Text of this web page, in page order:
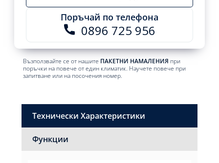
Поръчай по телефона
0896 725 956
Възползвайте се от нашите ПАКЕТНИ НАМАЛЕНИЯ при
поръчки на повече от един климатик. Научете повече при
запитване или на посочения номер.
Технически Характеристики
Функции